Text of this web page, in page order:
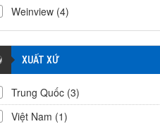
Weinview (4)
XUẤT XỨ
Trung Quốc (3)
Việt Nam (1)